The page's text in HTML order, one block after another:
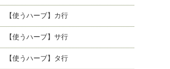
【使うハーブ】カ行
【使うハーブ】サ行
【使うハーブ】タ行